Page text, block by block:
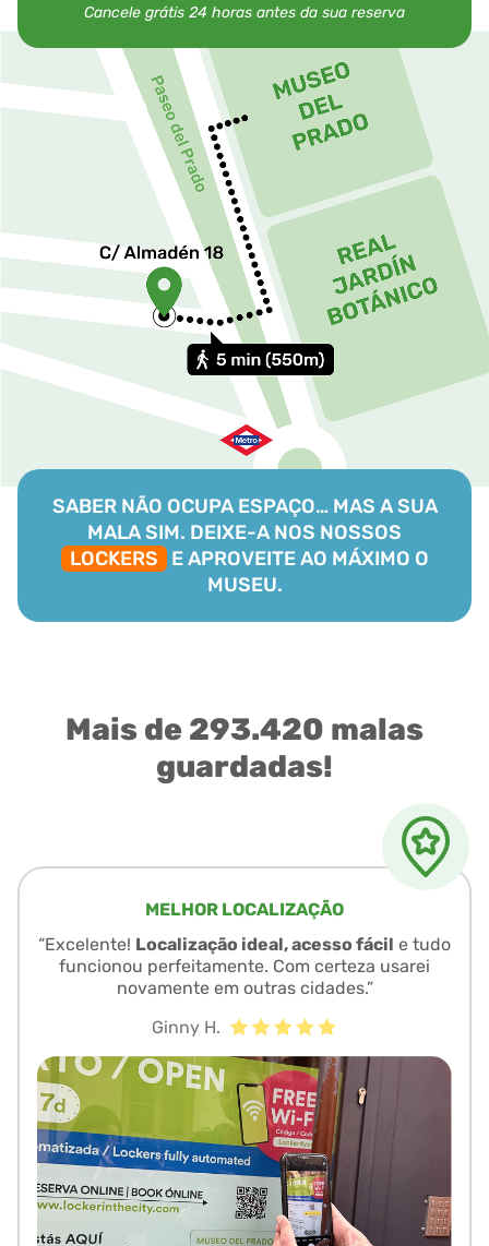
Cancele grátis 24 horas antes da sua reserva
SABER NÃO OCUPA ESPAÇO… MAS A SUA
MALA SIM. DEIXE-A NOS NOSSOS
LOCKERS E APROVEITE AO MÁXIMO O
MUSEU.
Mais de 293.420 malas
guardadas!
MELHOR LOCALIZAÇÃO
“Excelente! Localização ideal, acesso fácil e tudo
funcionou perfeitamente. Com certeza usarei
novamente em outras cidades.”
Ginny H.